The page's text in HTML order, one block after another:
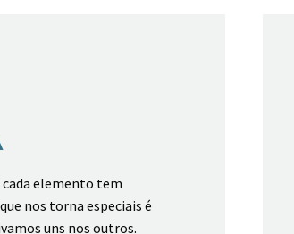
elemento tem
nos torna especiais é
uns nos outros.